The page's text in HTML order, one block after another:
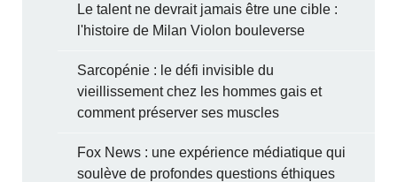
Le talent ne devrait jamais être une cible :
l'histoire de Milan Violon bouleverse
Sarcopénie : le défi invisible du
vieillissement chez les hommes gais et
comment préserver ses muscles
Fox News : une expérience médiatique qui
soulève de profondes questions éthiques